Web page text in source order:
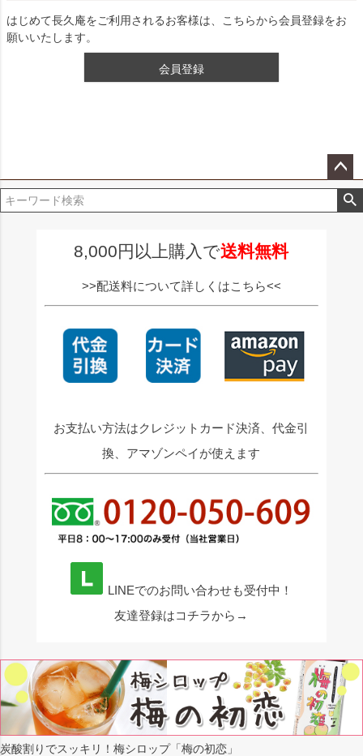
はじめて長久庵をご利用されるお客様は、こちらから会員登録をお
願いいたします。
会員登録
ペー
ジト
8,000円以上購入で送料無料
>>配送料について詳しくはこちら<<
お支払い方法はクレジットカード決済、代金引
換、アマゾンペイが使えます
LINEでのお問い合わせも受付中！
友達登録はコチラから→
炭酸割りでスッキリ！梅シロップ「梅の初恋」